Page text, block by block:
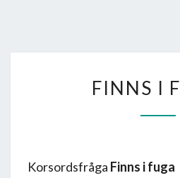
FINNS I
Korsordsfråga Finns i fuga